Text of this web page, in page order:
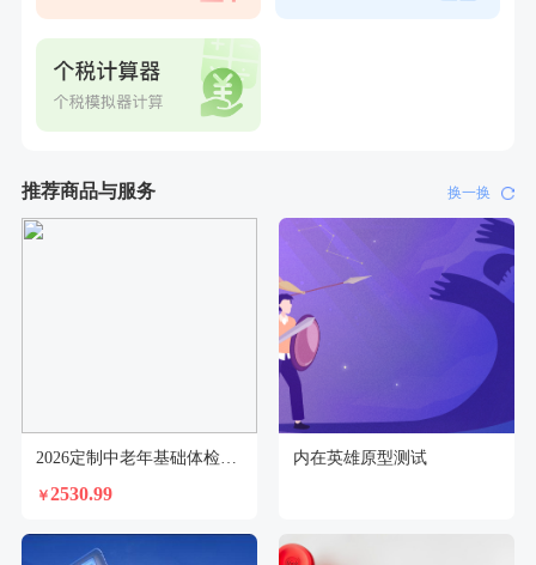
推荐商品与服务 换一换
￥2530.99
内在英雄原型测试